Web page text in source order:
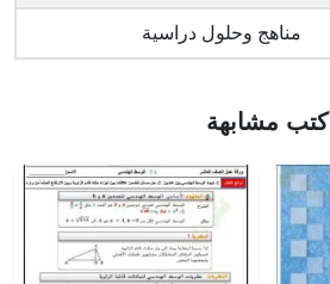
مناهج وحلول دراسية
كتب مشابهة